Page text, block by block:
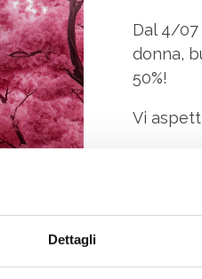
Dettagli
Dal 4/
donna,
50%!
Vi